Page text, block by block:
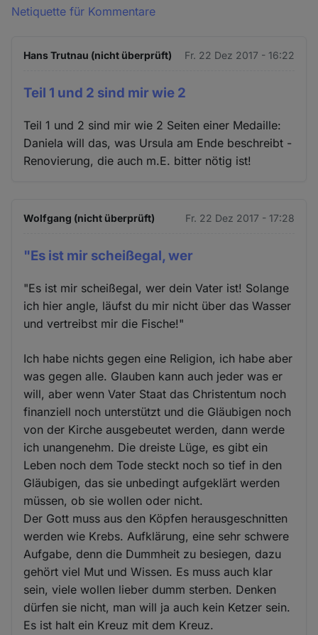
Netiquette für Kommentare
Hans Trutnau (nicht überprüft) Fr. 22 Dez 2017 - 16:22
Teil 1 und 2 sind mir wie 2
Teil 1 und 2 sind mir wie 2 Seiten einer Medaille:
Daniela will das, was Ursula am Ende beschreibt -
Renovierung, die auch m.E. bitter nötig ist!
Wolfgang (nicht überprüft) Fr. 22 Dez 2017 - 17:28
"Es ist mir scheißegal, wer
"Es ist mir scheißegal, wer dein Vater ist! Solange
ich hier angle, läufst du mir nicht über das Wasser
und vertreibst mir die Fische!"
Ich habe nichts gegen eine Religion, ich habe aber
was gegen alle. Glauben kann auch jeder was er
will, aber wenn Vater Staat das Christentum noch
finanziell noch unterstützt und die Gläubigen noch
von der Kirche ausgebeutet werden, dann werde
ich unangenehm. Die dreiste Lüge, es gibt ein
Leben noch dem Tode steckt noch so tief in den
Gläubigen, das sie unbedingt aufgeklärt werden
müssen, ob sie wollen oder nicht.
Der Gott muss aus den Köpfen herausgeschnitten
werden wie Krebs. Aufklärung, eine sehr schwere
Aufgabe, denn die Dummheit zu besiegen, dazu
gehört viel Mut und Wissen. Es muss auch klar
sein, viele wollen lieber dumm sterben. Denken
dürfen sie nicht, man will ja auch kein Ketzer sein.
Es ist halt ein Kreuz mit dem Kreuz.